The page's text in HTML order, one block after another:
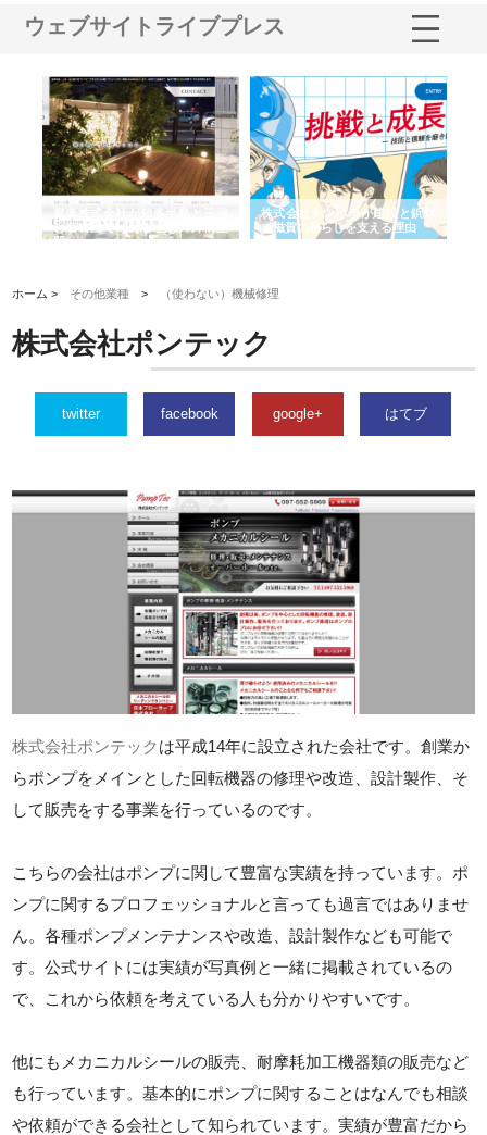
ウェブサイトライブプレス
と名古屋で叶える理想の外構空
間
株式会社ナツハラが建設と鋲螺
で滋賀の暮らしを支える理由
ホーム > その他業種 > （使わない）機械修理
株式会社ポンテック
twitter facebook google+ はてブ
株式会社ポンテック は平成14年に設立された会社です。創業か
らポンプをメインとした回転機器の修理や改造、設計製作、そ
して販売をする事業を行っているのです。
こちらの会社はポンプに関して豊富な実績を持っています。ポ
ンプに関するプロフェッショナルと言っても過言ではありませ
ん。各種ポンプメンテナンスや改造、設計製作なども可能で
す。公式サイトには実績が写真例と一緒に掲載されているの
で、これから依頼を考えている人も分かりやすいです。
他にもメカニカルシールの販売、耐摩耗加工機器類の販売など
も行っています。基本的にポンプに関することはなんでも相談
や依頼ができる会社として知られています。実績が豊富だから